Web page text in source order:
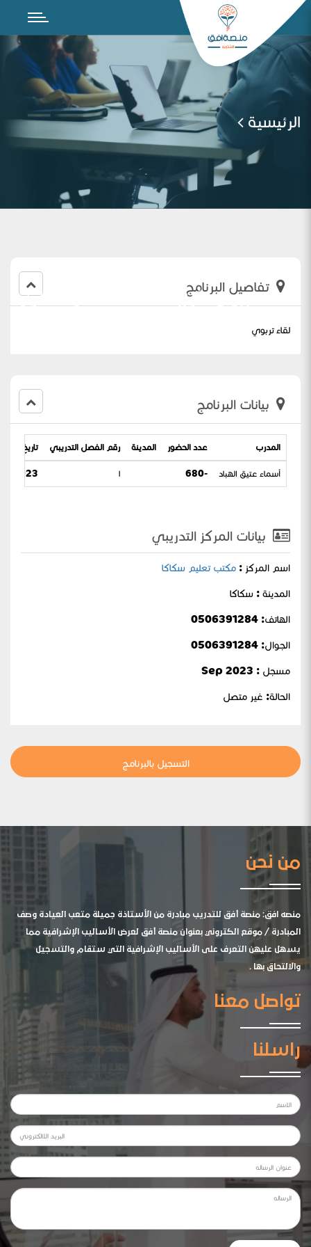
الرئيسية
اللقاء التربوي الأول لمعلمات الصفوف الأولية
تفاصيل البرنامج
لقاء تربوي
بيانات البرنامج
المدرب عدد الحضور المدينة رقم الفصل التدريبي تاريخ
أسماء عتيق الهباد -680 ١ / 13-03-1445
بيانات المركز التدريبي
اسم المركز : مكتب تعليم سكاكا
المدينة : سكاكا
الهاتف: 0506391284
الجوال:
مسجل : Sep 2023
الحالة: غير متصل
التسجيل بالبرنامج
من نحن
منصه افق: منصة أفق للتدريب مبادرة من الأستاذة جميلة متعب العيادة وصف
المبادرة / موقع الكتروني بعنوان منصة أفق لعرض الأساليب الإشرافية مما
يسهل عليهن التعرف على الأساليب الإشرافية التي ستقام والتسجيل
والالتحاق بها .
تواصل معنا
راسلنا